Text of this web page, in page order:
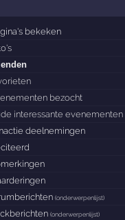
bekeken
bezocht
interessante evenementen
deelnemingen
(onderwerpenlijst)
(onderwerpenlijst)